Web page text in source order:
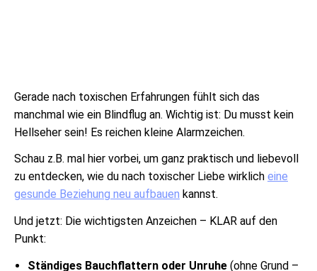
Gerade nach toxischen Erfahrungen fühlt sich das
manchmal wie ein Blindflug an. Wichtig ist: Du musst kein
Hellseher sein! Es reichen kleine Alarmzeichen.
Schau z.B. mal hier vorbei, um ganz praktisch und liebevoll
zu entdecken, wie du nach toxischer Liebe wirklich eine
gesunde Beziehung neu aufbauen kannst.
Und jetzt: Die wichtigsten Anzeichen – KLAR auf den
Punkt:
Ständiges Bauchflattern oder Unruhe (ohne Grund –